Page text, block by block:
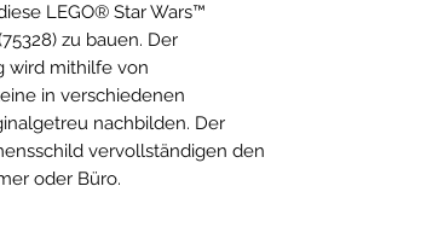
LEGO® Star Wars™
zu bauen. Der
wird mithilfe von
in verschiedenen
nachbilden. Der
vervollständigen den
oder Büro.